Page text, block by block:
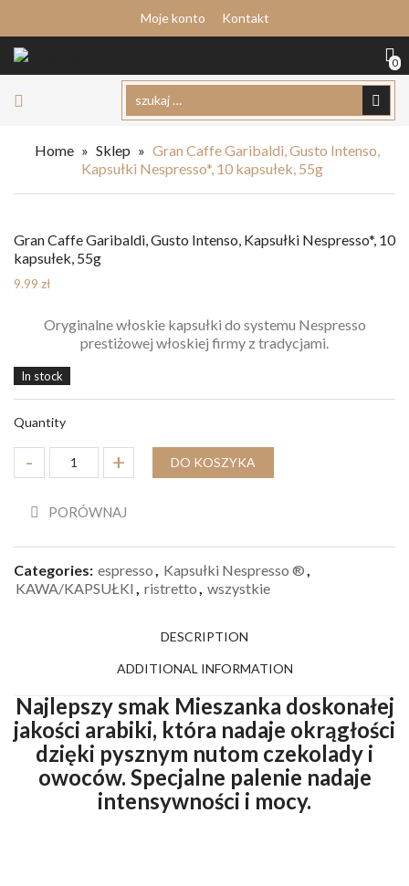
Moje konto Kontakt
0
Home » Sklep » Gran Caffe Garibaldi, Gusto Intenso,
Kapsułki Nespresso*, 10 kapsułek, 55g
Gran Caffe Garibaldi, Gusto Intenso, Kapsułki Nespresso*, 10
kapsułek, 55g
9.99 zł
Oryginalne włoskie kapsułki do systemu Nespresso
prestiżowej włoskiej firmy z tradycjami.
In stock
Quantity
DO KOSZYKA
PORÓWNAJ
Categories: espresso, Kapsułki Nespresso ®,
KAWA/KAPSUŁKI , ristretto, wszystkie
DESCRIPTION
ADDITIONAL INFORMATION
Najlepszy smak Mieszanka doskonałej
jakości arabiki, która nadaje okrągłości
dzięki pysznym nutom czekolady i
owoców. Specjalne palenie nadaje
intensywności i mocy.